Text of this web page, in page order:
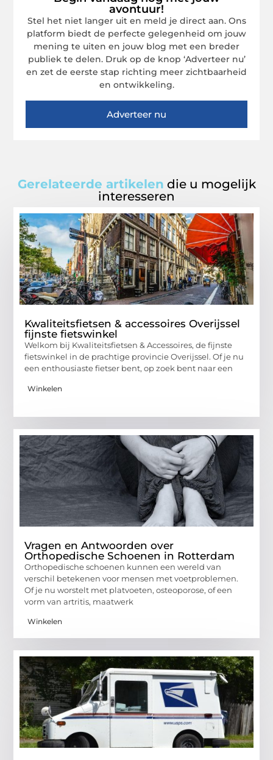
avontuur!
Stel het niet langer uit en meld je direct aan. Ons
platform biedt de perfecte gelegenheid om jouw
mening te uiten en jouw blog met een breder
publiek te delen. Druk op de knop ‘Adverteer nu’
en zet de eerste stap richting meer zichtbaarheid
en ontwikkeling.
Adverteer nu
Gerelateerde artikelen die u mogelijk
interesseren
Kwaliteitsfietsen & accessoires Overijssel
fijnste fietswinkel
Welkom bij Kwaliteitsfietsen & Accessoires, de fijnste
fietswinkel in de prachtige provincie Overijssel. Of je nu
een enthousiaste fietser bent, op zoek bent naar een
Winkelen
Vragen en Antwoorden over
Orthopedische Schoenen in Rotterdam
Orthopedische schoenen kunnen een wereld van
verschil betekenen voor mensen met voetproblemen.
Of je nu worstelt met platvoeten, osteoporose, of een
vorm van artritis, maatwerk
Winkelen